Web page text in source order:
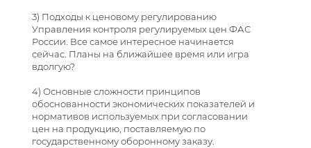
3) Подходы к ценовому регулированию
Управления контроля регулируемых цен ФАС
России. Все самое интересное начинается
сейчас. Планы на ближайшее время или игра
вдолгую?
4) Основные сложности принципов
обоснованности экономических показателей и
нормативов используемых при согласовании
цен на продукцию, поставляемую по
государственному оборонному заказу.